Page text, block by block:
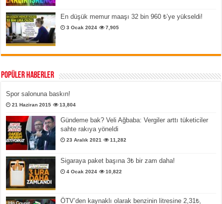
En düşük memur maaşı 32 bin 960 ₺’ye yükseldi!
3 Ocak 2024 7,905
Popüler Haberler
Spor salonuna baskın!
21 Haziran 2015 13,804
Gündeme bak? Veli Ağbaba: Vergiler arttı tüketiciler
sahte rakıya yöneldi
23 Aralık 2021 11,282
Sigaraya paket başına 3₺ bir zam daha!
4 Ocak 2024 10,822
ÖTV’den kaynaklı olarak benzinin litresine 2,31₺,